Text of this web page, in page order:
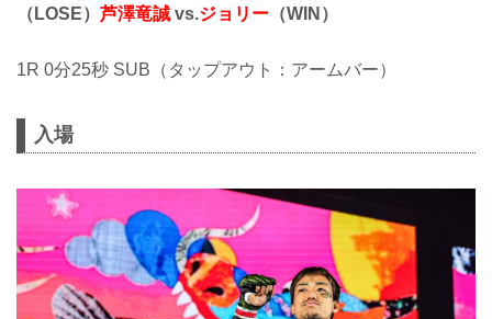
（LOSE） 芦澤竜誠 vs.ジョリー （WIN）
1R 0分25秒 SUB（タップアウト：アームバー）
入場